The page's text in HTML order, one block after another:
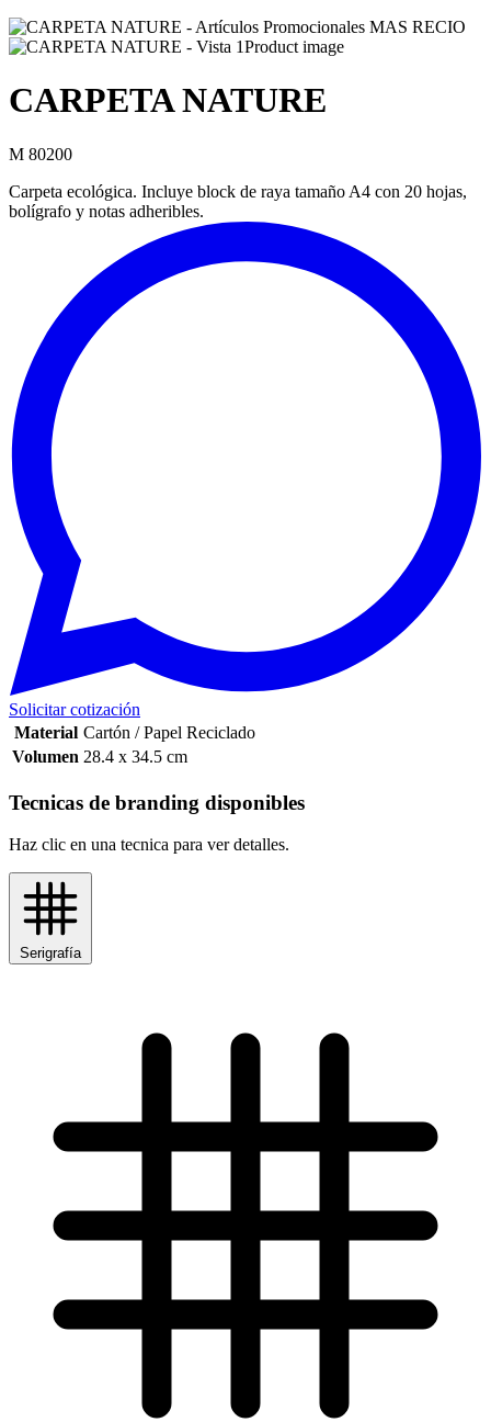
Product image
CARPETA NATURE
M 80200
Carpeta ecológica. Incluye block de raya tamaño A4 con 20 hojas,
bolígrafo y notas adheribles.
Solicitar cotización
Material Cartón / Papel Reciclado
Volumen 28.4 x 34.5 cm
Tecnicas de branding disponibles
Haz clic en una tecnica para ver detalles.
Serigrafía